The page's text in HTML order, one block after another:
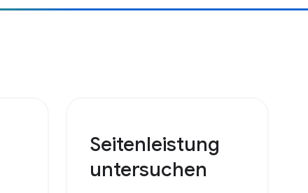
Seitenleistung
untersuchen